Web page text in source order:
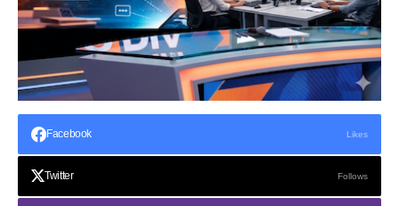
Facebook Likes
Twitter Follows